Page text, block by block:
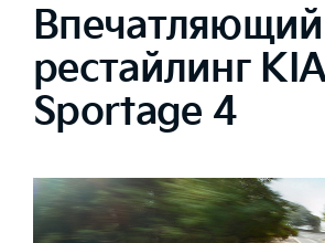
Впечатляющий
рестайлинг
Sportage 4